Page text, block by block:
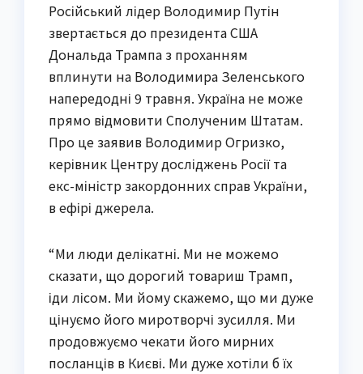
Російський лідер Володимир Путін
звертається до президента США
Дональда Трампа з проханням
вплинути на Володимира Зеленського
напередодні 9 травня. Україна не може
прямо відмовити Сполученим Штатам.
Про це заявив Володимир Огризко,
керівник Центру досліджень Росії та
екс-міністр закордонних справ України,
в ефірі джерела.
“Ми люди делікатні. Ми не можемо
сказати, що дорогий товариш Трамп,
іди лісом. Ми йому скажемо, що ми дуже
цінуємо його миротворчі зусилля. Ми
продовжуємо чекати його мирних
посланців в Києві. Ми дуже хотіли б їх